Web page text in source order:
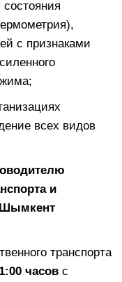
с признаками
всех видов
и
Шымкент
транспорта
часов с